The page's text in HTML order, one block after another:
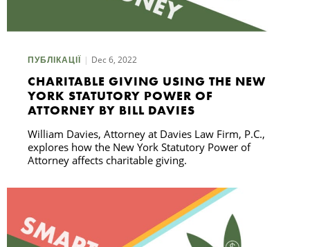
ПУБЛІКАЦІЇ Dec 6, 2022
CHARITABLE GIVING USING THE NEW
YORK STATUTORY POWER OF
ATTORNEY BY BILL DAVIES
William Davies, Attorney at Davies Law Firm, P.C.,
explores how the New York Statutory Power of
Attorney affects charitable giving.